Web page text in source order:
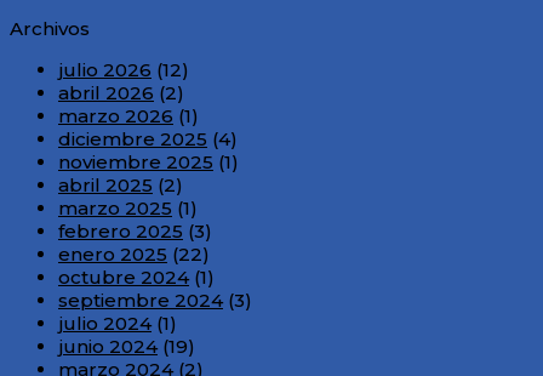
Archivos
julio 2026 (12)
abril 2026 (2)
marzo 2026 (1)
diciembre 2025 (4)
noviembre 2025 (1)
abril 2025 (2)
marzo 2025 (1)
febrero 2025 (3)
enero 2025 (22)
octubre 2024(1)
septiembre 2024(3)
julio 2024(1)
junio 2024(19)
marzo 2024(2)